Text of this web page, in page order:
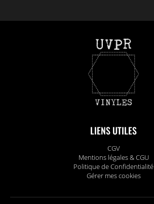
LIENS UTILES
CGV
Mentions légales & CGU
Politique de Confidentialité
Gérer mes cookies